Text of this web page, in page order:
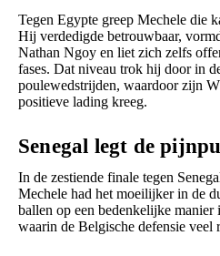
Tegen Egypte greep Mechele die
Hij verdedigde betrouwbaar,
Nathan Ngoy en liet zich zelfs
fases. Dat niveau trok hij door in
poulewedstrijden, waardoor zijn
positieve lading kreeg.
Senegal legt de
In de zestiende finale tegen
Mechele had het moeilijker in de
ballen op een bedenkelijke
waarin de Belgische defensie veel